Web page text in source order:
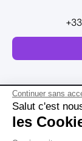
Continuer sans
Salut c'est
les